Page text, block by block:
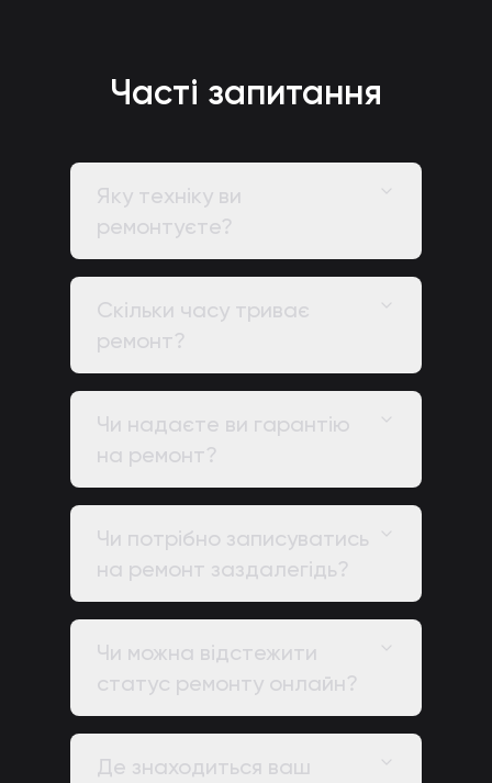
Часті запитання
Яку техніку ви
ремонтуєте?
Скільки часу триває
ремонт?
Чи надаєте ви гарантію
на ремонт?
Чи потрібно записуватись
на ремонт заздалегідь?
Чи можна відстежити
статус ремонту онлайн?
Де знаходиться ваш